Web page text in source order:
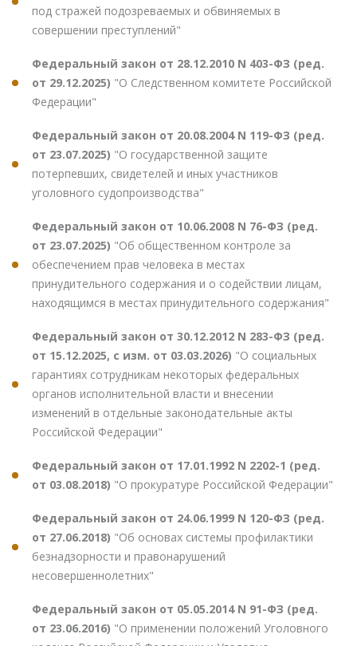
под стражей подозреваемых и обвиняемых в
совершении преступлений"
Федеральный закон от 28.12.2010 N 403-ФЗ (ред.
от 29.12.2025) "О Следственном комитете Российской
Федерации"
Федеральный закон от 20.08.2004 N 119-ФЗ (ред.
от 23.07.2025) "О государственной защите
потерпевших, свидетелей и иных участников
уголовного судопроизводства"
Федеральный закон от 10.06.2008 N 76-ФЗ (ред.
от 23.07.2025) "Об общественном контроле за
обеспечением прав человека в местах
принудительного содержания и о содействии лицам,
находящимся в местах принудительного содержания"
Федеральный закон от 30.12.2012 N 283-ФЗ (ред.
от 15.12.2025, с изм. от 03.03.2026) "О социальных
гарантиях сотрудникам некоторых федеральных
органов исполнительной власти и внесении
изменений в отдельные законодательные акты
Российской Федерации"
Федеральный закон от 17.01.1992 N 2202-1 (ред.
от 03.08.2018) "О прокуратуре Российской Федерации"
Федеральный закон от 24.06.1999 N 120-ФЗ (ред.
от 27.06.2018) "Об основах системы профилактики
безнадзорности и правонарушений
несовершеннолетних"
Федеральный закон от 05.05.2014 N 91-ФЗ (ред.
от 23.06.2016) "О применении положений Уголовного